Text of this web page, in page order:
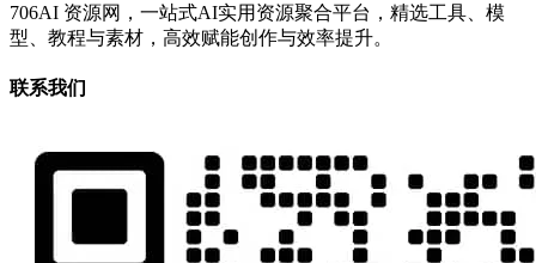
706AI 资源网，一站式AI实用资源聚合平台，精选工具、模
型、教程与素材，高效赋能创作与效率提升。
联系我们